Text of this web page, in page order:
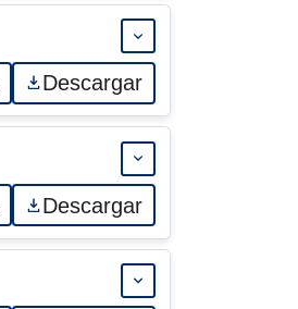
Expandir 03-
Descargar
Expandir 02-
Descargar
Expandir 01-